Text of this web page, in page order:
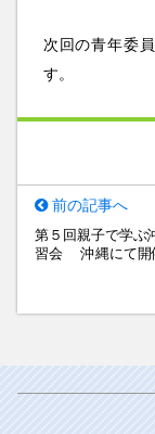
次回の青年委
す。
前の記事へ
第５回親子で学ぶ
習会 沖縄にて開